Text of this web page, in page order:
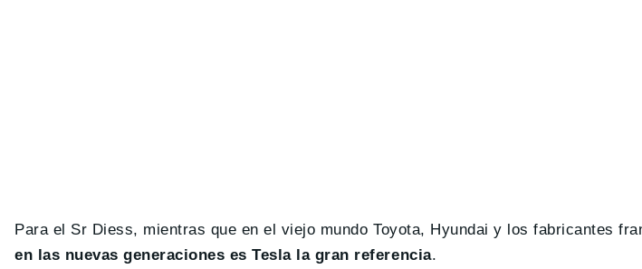
Para el Sr Diess, mientras que en el viejo mundo Toyota, Hyundai y los fabricantes
en las nuevas generaciones es Tesla la gran referencia.